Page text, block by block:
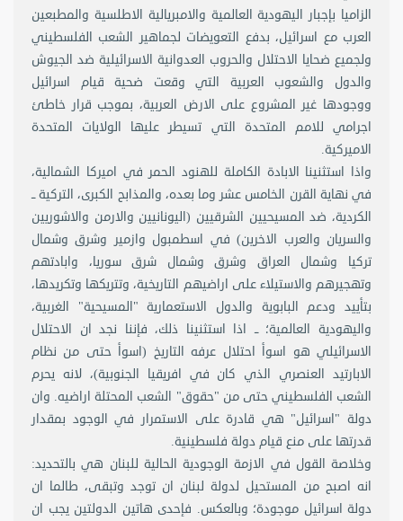
الزاميا بإجبار اليهودية العالمية والامبريالية الاطلسية والمطبعين
العرب مع اسرائيل، بدفع التعويضات لجماهير الشعب الفلسطيني
ولجميع ضحايا الاحتلال والحروب العدوانية الاسرائيلية ضد الجيوش
والدول والشعوب العربية التي وقعت ضحية قيام اسرائيل
ووجودها غير المشروع على الارض العربية، بموجب قرار خاطئ
اجرامي للامم المتحدة التي تسيطر عليها الولايات المتحدة
الاميركية.
واذا استثنينا الابادة الكاملة للهنود الحمر في اميركا الشمالية،
في نهاية القرن الخامس عشر وما بعده، والمذابح الكبرى، التركية ــ
الكردية، ضد المسيحيين الشرقيين (اليونانيين والارمن والاشوريين
والسريان والعرب الاخرين) في اسطمبول وازمير وشرق وشمال
تركيا وشمال العراق وشرق وشمال شرق سوريا، وابادتهم
وتهجيرهم والاستيلاء على اراضيهم التاريخية، وتتريكها وتكريدها،
بتأييد ودعم البابوية والدول الاستعمارية "المسيحية" الغربية،
واليهودية العالمية؛ ــ اذا استثنينا ذلك، فإننا نجد ان الاحتلال
الاسرائيلي هو اسوأ احتلال عرفه التاريخ (اسوأ حتى من نظام
الابارتيد العنصري الذي كان في افريقيا الجنوبية)، لانه يحرم
الشعب الفلسطيني حتى من "حقوق" الشعب المحتلة اراضيه. وان
دولة "اسرائيل" هي قادرة على الاستمرار في الوجود بمقدار
قدرتها على منع قيام دولة فلسطينية.
وخلاصة القول في الازمة الوجودية الحالية للبنان هي بالتحديد:
انه اصبح من المستحيل لدولة لبنان ان توجد وتبقى، طالما ان
دولة اسرائيل موجودة؛ وبالعكس. فإحدى هاتين الدولتين يجب ان